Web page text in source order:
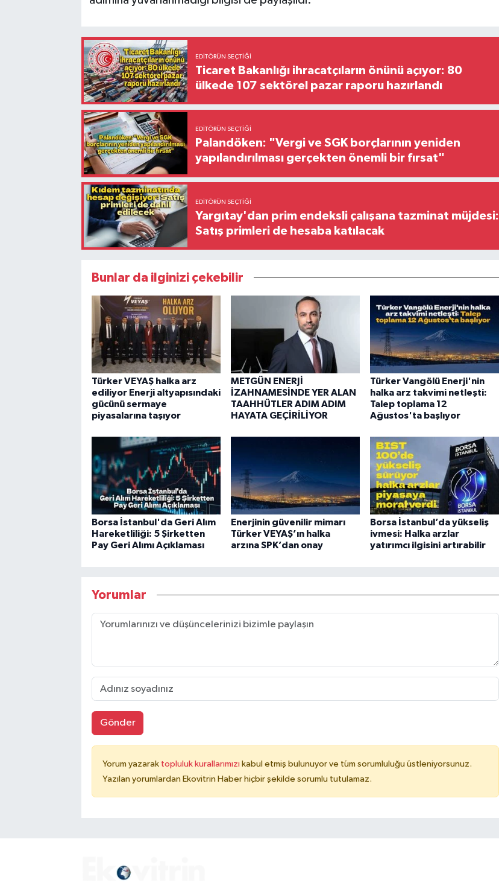
EDITÖRÜN SEÇTIĞI
Ticaret Bakanlığı ihracatçıların önünü açıyor: 80
ülkede 107 sektörel pazar raporu hazırlandı
EDITÖRÜN SEÇTIĞI
Palandöken: "Vergi ve SGK borçlarının yeniden
yapılandırılması gerçekten önemli bir fırsat"
EDITÖRÜN SEÇTIĞI
Yargıtay'dan prim endeksli çalışana tazminat müjdesi:
Satış primleri de hesaba katılacak
Bunlar da ilginizi çekebilir
Türker VEYAŞ halka arz
ediliyor Enerji altyapısındaki
gücünü sermaye
piyasalarına taşıyor
METGÜN ENERJİ
İZAHNAMESİNDE YER ALAN
TAAHHÜTLER ADIM ADIM
HAYATA GEÇİRİLİYOR
Türker Vangölü Enerji'nin
halka arz takvimi netleşti:
Talep toplama 12
Ağustos'ta başlıyor
Borsa İstanbul'da Geri Alım
Hareketliliği: 5 Şirketten
Pay Geri Alımı Açıklaması
Enerjinin güvenilir mimarı
Türker VEYAŞ’ın halka
arzına SPK’dan onay
Borsa İstanbul’da yükseliş
ivmesi: Halka arzlar
yatırımcı ilgisini artırabilir
Yorumlar
Gönder
Yorum yazarak topluluk kurallarımızı kabul etmiş bulunuyor ve tüm sorumluluğu üstleniyorsunuz.
Yazılan yorumlardan Ekovitrin Haber hiçbir şekilde sorumlu tutulamaz.